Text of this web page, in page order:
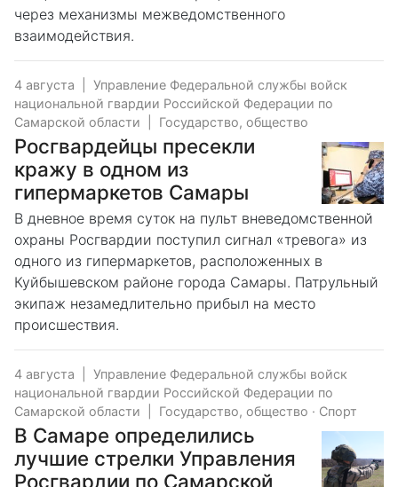
через механизмы межведомственного
взаимодействия.
4 августа
Управление Федеральной службы войск
национальной гвардии Российской Федерации по
Самарской области
Государство, общество
Росгвардейцы пресекли
кражу в одном из
гипермаркетов Самары
В дневное время суток на пульт вневедомственной
охраны Росгвардии поступил сигнал «тревога» из
одного из гипермаркетов, расположенных в
Куйбышевском районе города Самары. Патрульный
экипаж незамедлительно прибыл на место
происшествия.
4 августа
Управление Федеральной службы войск
национальной гвардии Российской Федерации по
Самарской области
Государство, общество · Спорт
В Самаре определились
лучшие стрелки Управления
Росгвардии по Самарской